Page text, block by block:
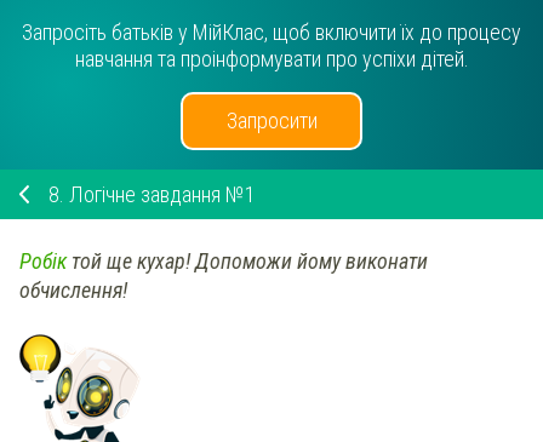
Запросіть батьків у МійКлас, щоб включити їх до процесу
навчання та проінформувати про успіхи дітей.
Запросити
8. Логічне завдання №1
Робіктой ще кухар! Допоможи йому виконати
обчислення!